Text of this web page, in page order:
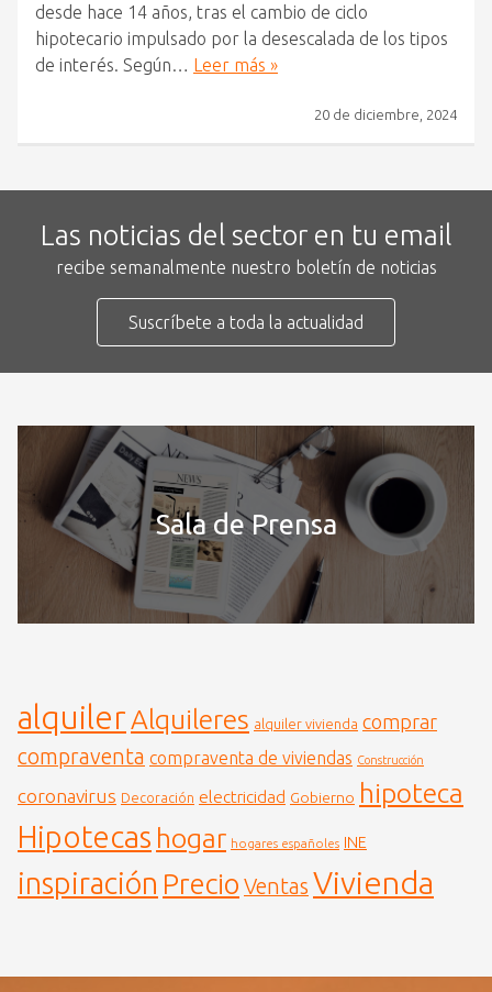
desde hace 14 años, tras el cambio de ciclo
hipotecario impulsado por la desescalada de los tipos
de interés. Según… Leer más »
20 de diciembre, 2024
Las noticias del sector en tu email
recibe semanalmente nuestro boletín de noticias
Suscríbete a toda la actualidad
Sala de Prensa
alquilerAlquileres alquiler vivienda comprar
compraventa compraventa de viviendas Construcción
coronavirus Decoración electricidad Gobierno hipoteca
Hipotecas hogar hogares españoles INE
inspiración Precio Ventas Vivienda